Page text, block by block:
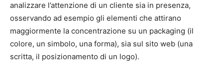
analizzare l’attenzione di un cliente sia in presenza,
osservando ad esempio gli elementi che attirano
maggiormente la concentrazione su un packaging (il
colore, un simbolo, una forma), sia sul sito web (una
scritta, il posizionamento di un logo).